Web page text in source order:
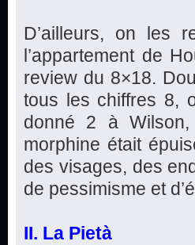
D’ailleurs, on les
l’appartement de
review du 8×18.
tous les chiffres 8,
donné 2 à
morphine était
des visages, des
de pessimisme et
II. La Pietà